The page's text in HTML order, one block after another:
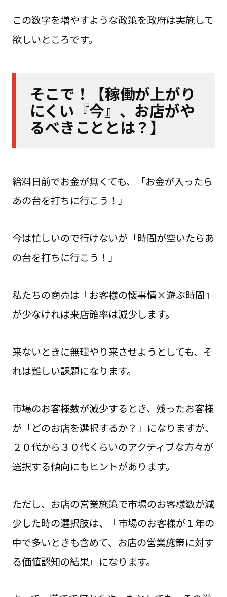
この数字を増やすような政策を政府は実施して
欲しいところです。
そこで！【稼働が上がり
にくい『今』、お店がや
るべきこととは？】
給料日前でお金が無くても、「お金が入ったら
あの台を打ちに行こう！」
今は忙しいので行けないが「時間が空いたらあ
の台を打ちに行こう！」
私たちの商売は『お客様の懐事情×遊ぶ時間』
が少なければ来店確率は減少します。
来ないときに無理やり来させようとしても、そ
れは難しい課題になります。
市場のお客様数が減少するとき、残ったお客様
が「どのお店を選択するか？」になりますが、
２０代から３０代くらいのアクティブな方々が
選択する傾向にもヒントがあります。
ただし、お店の営業施策で市場のお客様数が減
少した時の選択肢は、『市場のお客様が１年の
中で多いときも含めて、お店の営業施策に対す
る価値認知の結果』になります。